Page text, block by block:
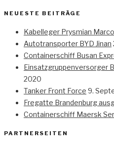
NEUESTE BEITRÄGE
Kabelleger Prysmian
Autotransporter BYD Jinan
Containerschiff Busan
Einsatzgruppenversorger
2020
Tanker Front Force 9.
Fregatte Brandenburg
Containerschiff Maersk
PARTNERSEITEN